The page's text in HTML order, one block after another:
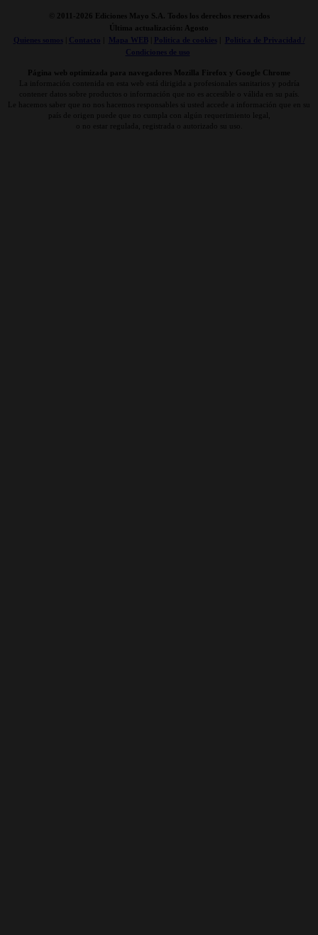
© 2011- 2026 Ediciones Mayo S.A. Todos los derechos reservados
Última actualización: Agosto
Quienes somos| Contacto Mapa WEB| Politica de cookies|
Politica de Privacidad /
Condiciones de uso
Página web optimizada para navegadores Mozilla Firefox y Google Chrome
La información contenida en esta web está dirigida a profesionales sanitarios y podría
contener datos sobre productos o información que no es accesible o válida en su país.
Le hacemos saber que no nos hacemos responsables si usted accede a información que en su
país de origen puede que no cumpla con algún requerimiento legal,
o no estar regulada, registrada o autorizado su uso.